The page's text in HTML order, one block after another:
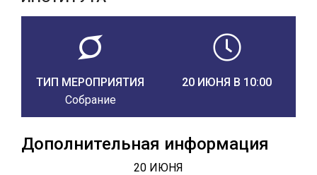
ТИП МЕРОПРИЯТИЯ
Собрание
20 ИЮНЯ В 10:00
Дополнительная информация
20 ИЮНЯ